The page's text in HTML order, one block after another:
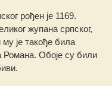
рођен је 1169.
жупана српског,
је такође била
Романа. Обоје су били